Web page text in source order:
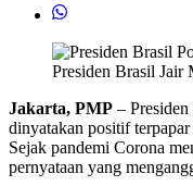
Presiden Brasil Jair
Jakarta, PMP –
dinyatakan positif
Sejak pandemi Corona
pernyataan yang